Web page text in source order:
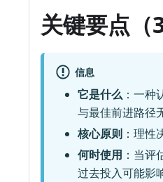
关键要点（
信息
它是什么 ：一
与最佳前进路径
核心原则 ：理性
何时使用 ：当
过去投入可能影